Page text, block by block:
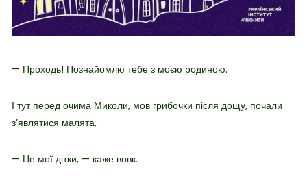
— Проходь! Познайомлю тебе з моєю родиною.
І тут перед очима Миколи, мов грибочки після дощу, почали
зʼявлятися малята.
— Це мої дітки, — каже вовк.